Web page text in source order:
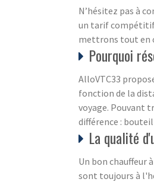
N’hésitez pas à
un tarif compétitif.
mettrons tout en
Pourquoi
AlloVTC33
fonction de la
voyage. Pouvant
différence :
La qualité
Un bon chauffeur
sont toujours à